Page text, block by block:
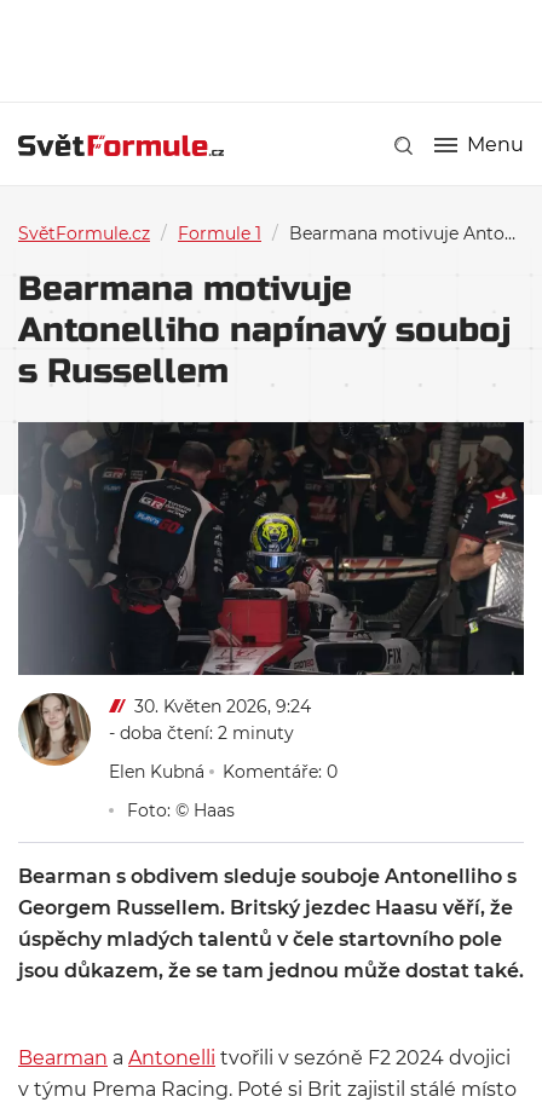
Menu
SvětFormule.cz / Formule 1 / Bearmana motivuje Antonelliho napínavý souboj s Russellem
Bearmana motivuje
Antonelliho napínavý souboj
s Russellem
30. Květen 2026, 9:24
- doba čtení: 2 minuty
Elen Kubná
Komentáře: 0
Foto: © Haas
Bearman s obdivem sleduje souboje Antonelliho s
Georgem Russellem. Britský jezdec Haasu věří, že
úspěchy mladých talentů v čele startovního pole
jsou důkazem, že se tam jednou může dostat také.
Bearman a Antonelli tvořili v sezóně F2 2024 dvojici
v týmu Prema Racing. Poté si Brit zajistil stálé místo